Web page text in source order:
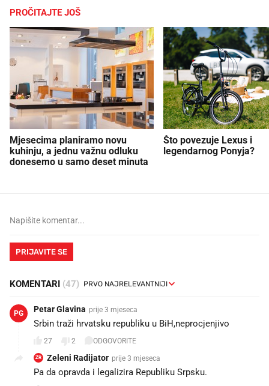
PROČITAJTE JOŠ
Mjesecima planiramo novu
kuhinju, a jednu važnu odluku
donesemo u samo deset minuta
Što povezuje Lexus i
legendarnog Ponyja?
PRIJAVITE SE
KOMENTARI (47)
PG Petar Glavina prije 3 mjeseca
Srbin traži hrvatsku republiku u BiH,neprocjenjivo
27 2 ODGOVORITE
ZR Zeleni Radijator prije 3 mjeseca
Pa da opravda i legalizira Republiku Srpsku.